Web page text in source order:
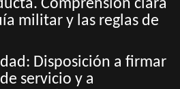
Comprensión clara
militar y las reglas de
Disposición a firmar
servicio y a